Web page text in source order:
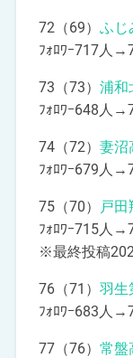
72（69） ふ
ﾌｫﾛﾜｰ717人
73（73） 浦
ﾌｫﾛﾜｰ648人
74（72） 妻
ﾌｫﾛﾜｰ679人
75（70）
戸
ﾌｫﾛﾜｰ715人
※最終投稿
76（71） 羽
ﾌｫﾛﾜｰ683人
77（76） 常